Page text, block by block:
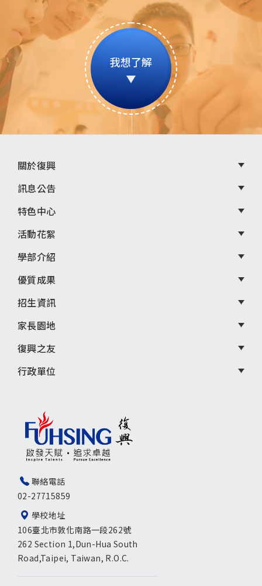
我想了解
聯絡電話
02-27715859
學校地址
106臺北市敦化南路一段262號
262 Section 1,Dun-Hua South
Road,Taipei, Taiwan, R.O.C.
頁
尾
選
單
關於復興
訊息公告
特色中心
活動花絮
學部介紹
優質成果
招生資訊
家長園地
復興之友
行政單位